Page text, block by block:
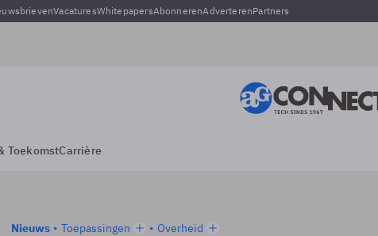
VacaturesWhitepapersAbonnerenAdverterenPartners
ToekomstCarrière
Nieuws Toepassingen
Overheid